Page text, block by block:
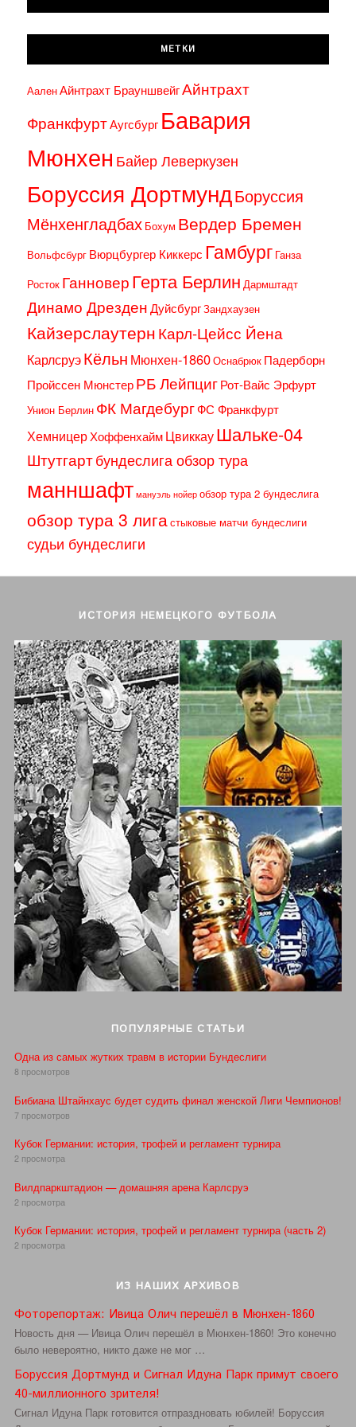
МЕТКИ
АаленАйнтрахт БрауншвейгАйнтрахт
ФранкфуртАугсбург Бавария
Мюнхен Байер Леверкузен
Боруссия ДортмундБоруссия
Мёнхенгладбах Бохум Вердер Бремен
Вольфсбург Вюрцбургер Киккерс Гамбург Ганза
Росток ГанноверГерта Берлин Дармштадт
Динамо ДрезденДуйсбургЗандхаузен
КайзерслаутернКарл-Цейсс Йена
КарлсруэКёльн Мюнхен-1860Оснабрюк Падерборн
Пройссен МюнстерРБ ЛейпцигРот-Вайс Эрфурт
Унион Берлин ФК МагдебургФС Франкфурт
ХемницерХоффенхаймЦвиккауШальке-04
Штутгартбундеслига обзор тура
манншафт мануэль нойер обзор тура 2 бундеслига
обзор тура 3 лигастыковые матчи бундеслиги
судьи бундеслиги
ИСТОРИЯ НЕМЕЦКОГО ФУТБОЛА
ПОПУЛЯРНЫЕ СТАТЬИ
Одна из самых жутких травм в истории Бундеслиги
8 просмотров
Бибиана Штайнхаус будет судить финал женской Лиги Чемпионов!
7 просмотров
Кубок Германии: история, трофей и регламент турнира
2 просмотра
Вилдпаркштадион — домашняя арена Карлсруэ
2 просмотра
Кубок Германии: история, трофей и регламент турнира (часть 2)
2 просмотра
ИЗ НАШИХ АРХИВОВ
Фоторепортаж: Ивица Олич перешёл в Мюнхен-1860
Новость дня — Ивица Олич перешёл в Мюнхен-1860! Это конечно
было невероятно, никто даже не мог …
Боруссия Дортмунд и Сигнал Идуна Парк примут своего
40-миллионного зрителя!
Сигнал Идуна Парк готовится отпраздновать юбилей! Боруссия